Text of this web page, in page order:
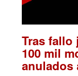
Tras fallo
100 mil
anulados